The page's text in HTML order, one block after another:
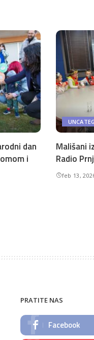
dan
i
Mališani
Radio
feb 13,
PRATITE NAS
Facebook